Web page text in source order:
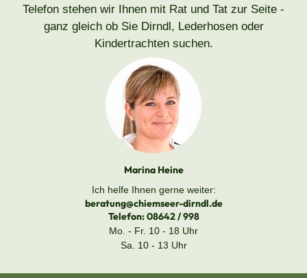
Telefon stehen wir Ihnen mit Rat und Tat zur Seite -
ganz gleich ob Sie Dirndl, Lederhosen oder
Kindertrachten suchen.
Marina Heine
Ich helfe Ihnen gerne weiter:
beratung@chiemseer-dirndl.de
Telefon:08642 / 998
Mo. - Fr. 10 - 18 Uhr
Sa. 10 - 13 Uhr